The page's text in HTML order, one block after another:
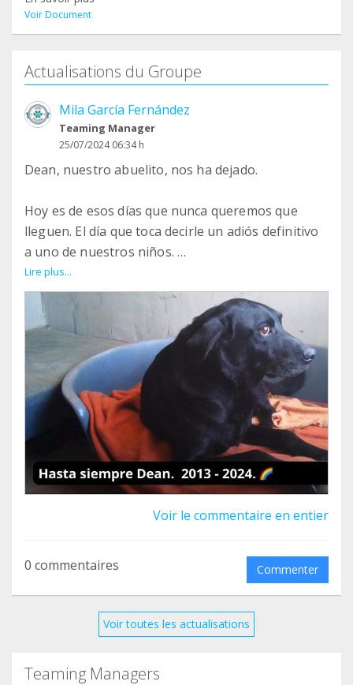
Voir Document
Actualisations du Groupe
Mila García Fernández
Teaming Manager
25/07/2024 06:34 h
Dean, nuestro abuelito, nos ha dejado.
Hoy es de esos días que nunca queremos que
lleguen. El día que toca decirle un adiós definitivo
a uno de nuestros niños.
Las despedidas siempre duelen, pero se hacen
aún más amargas cuando nos despedimos de un
peludo al que no hemos conseguido encontrarle
un hogar.
Dean nos ha dejado con 11 años, mientras
dormía, sin sufrir.
Para los que no sepáis quien es Dean, os vamos a
resumir su historia:
A Dean lo rescatamos de la perrera el 5 de enero
Nos encontramos con un perro asustado y
desconfiado que huía de toda caricia. No sabíamos
qué vida había tenido antes de entrar en la
perrera, pero siempre pensamos que fue
Lire plus...
Voir le commentaire en entier
0 commentaires Commenter
Voir toutes les actualisations
Teaming Managers